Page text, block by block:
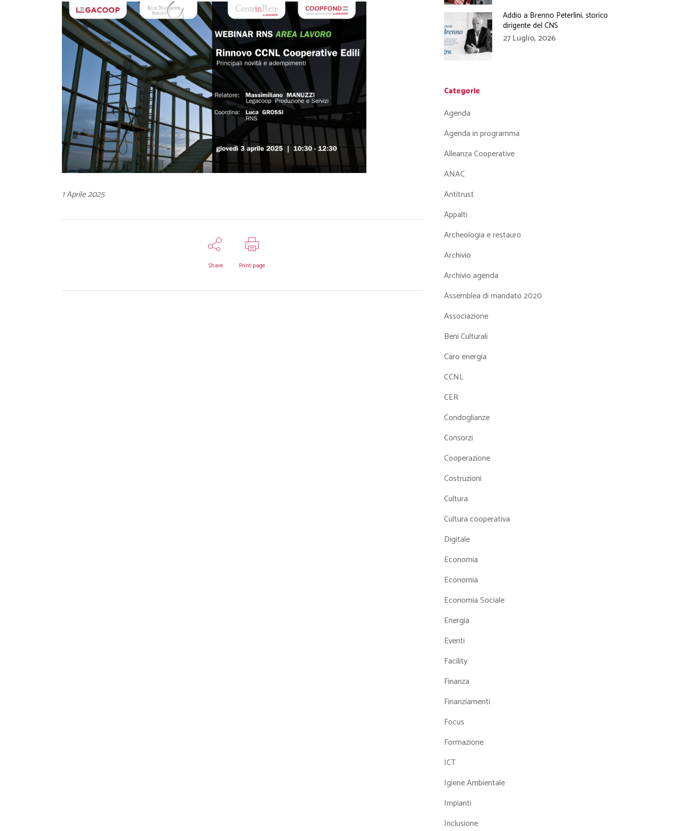
1 Aprile 2025
Share Print page
Addio a Brenno Peterlini, storico
dirigente del CNS
27 Luglio, 2026
Categorie
Agenda
Agenda in programma
Alleanza Cooperative
ANAC
Antitrust
Appalti
Archeologia e restauro
Archivio
Archivio agenda
Assemblea di mandato 2020
Associazione
Beni Culturali
Caro energia
CCNL
CER
Condoglianze
Consorzi
Cooperazione
Costruzioni
Cultura
Cultura cooperativa
Digitale
Economia
Economia
Economia Sociale
Energia
Eventi
Facility
Finanza
Finanziamenti
Focus
Formazione
ICT
Igiene Ambientale
Impianti
Inclusione